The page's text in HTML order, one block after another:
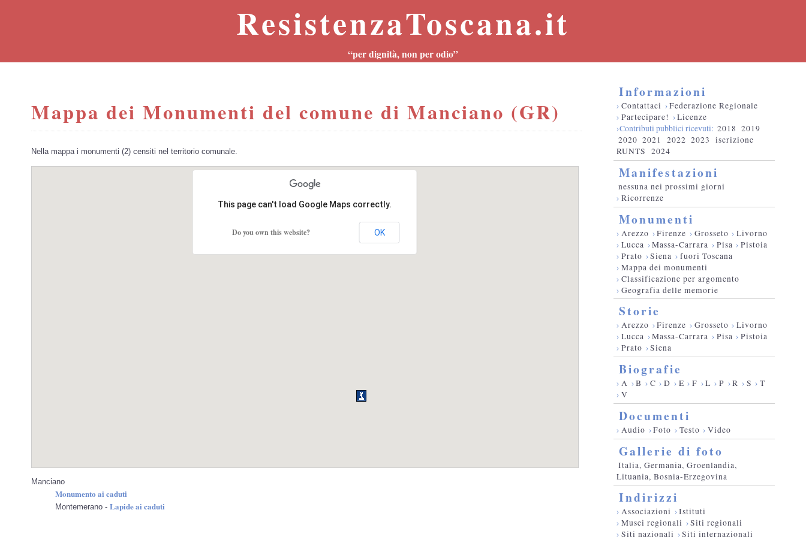
ResistenzaToscana.it
“per dignità, non per odio”
Mappa dei Monumenti del comune di Manciano (GR)
Nella mappa i monumenti (2) censiti nel territorio comunale.
This page can't load Google Maps correctly.
Do you own this website? OK
Manciano
Monumento ai caduti
Montemerano - Lapide ai caduti
Informazioni
› Contattaci ›Federazione Regionale
› Partecipare! ›Licenze
›Contributi pubblici ricevuti: 2018 2019
2020 2021 2022 2023
iscrizione
RUNTS
2024
Manifestazioni
nessuna nei prossimi giorni
› Ricorrenze
Monumenti
› Arezzo ›Firenze › Grosseto › Livorno
› Lucca ›Massa-Carrara › Pisa › Pistoia
› Prato ›Siena › fuori Toscana
› Mappa dei monumenti
› Classificazione per argomento
› Geografia delle memorie
Storie
› Arezzo ›Firenze › Grosseto › Livorno
› Lucca ›Massa-Carrara › Pisa › Pistoia
› Prato ›Siena
Biografie
› A ›B › C › D › E › F ›L › P ›R › S › T
› V
Documenti
› Audio ›Foto › Testo › Video
Gallerie di foto
Italia, Germania, Groenlandia,
Lituania, Bosnia-Erzegovina
Indirizzi
› Associazioni ›Istituti
› Musei regionali ›Siti regionali
› Siti nazionali ›Siti internazionali